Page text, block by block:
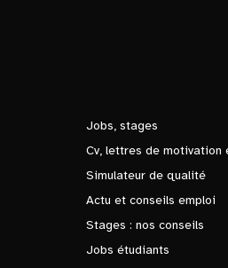
Jobs, stages
Cv, lettres de motivation
Simulateur de qualité
Actu et conseils emploi
Stages : nos conseils
Jobs étudiants